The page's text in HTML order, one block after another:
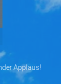
Applaus!